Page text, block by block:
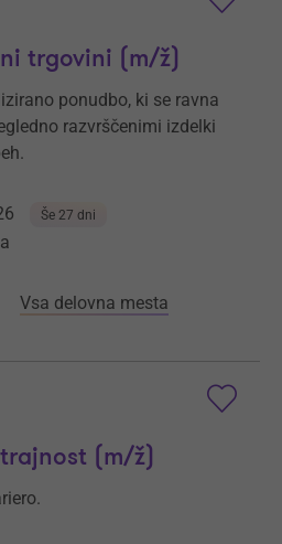
trgovini (m/ž)
ponudbo, ki se ravna
razvrščenimi izdelki
Še 27 dni
Vsa delovna mesta
(m/ž)